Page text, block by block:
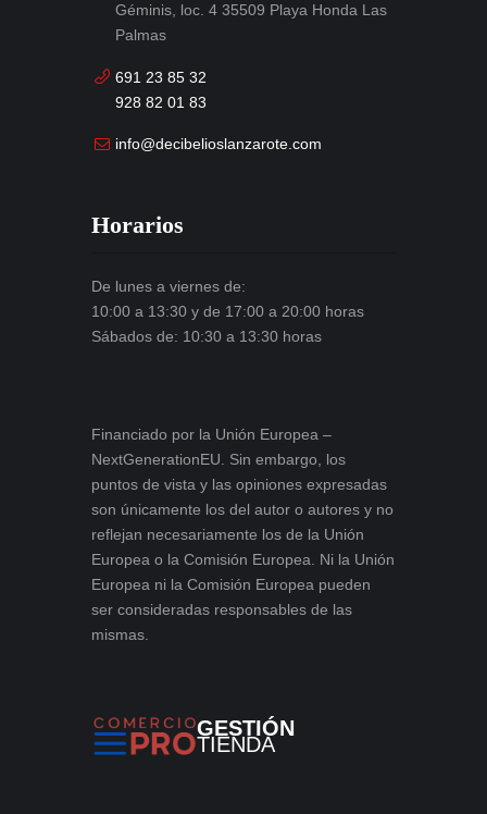
Géminis, loc. 4 35509 Playa Honda Las
Palmas
691 23 85 32
928 82 01 83
info@decibelioslanzarote.com
Horarios
De lunes a viernes de:
10:00 a 13:30 y de 17:00 a 20:00 horas
Sábados de: 10:30 a 13:30 horas
Financiado por la Unión Europea –
NextGenerationEU. Sin embargo, los
puntos de vista y las opiniones expresadas
son únicamente los del autor o autores y no
reflejan necesariamente los de la Unión
Europea o la Comisión Europea. Ni la Unión
Europea ni la Comisión Europea pueden
ser consideradas responsables de las
mismas.
GESTIÓN
TIENDA